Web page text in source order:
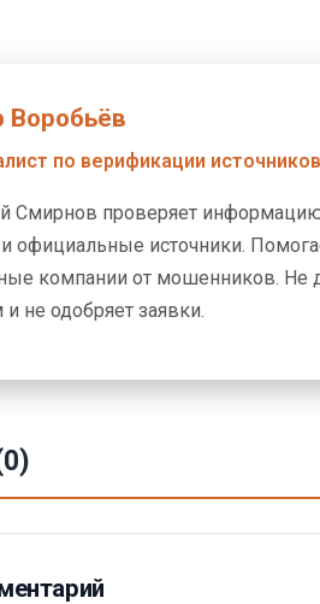
Воробьёв
по верификации
Смирнов проверяет
официальные источники.
компании от мошенников. Не
не одобряет заявки.